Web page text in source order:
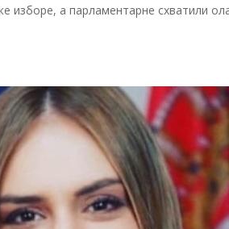
изборе, а парламентарне схватили